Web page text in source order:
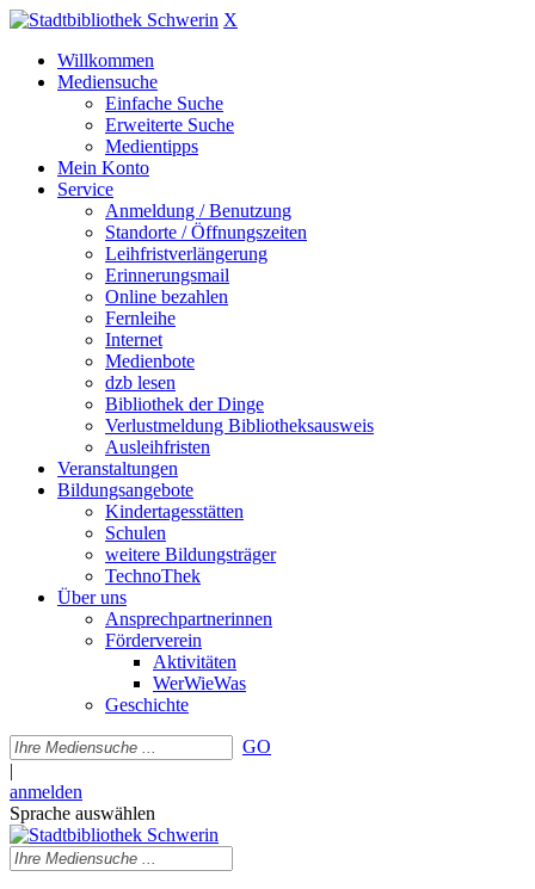
X
Willkommen
Mediensuche
Einfache Suche
Erweiterte Suche
Medientipps
Mein Konto
Service
Anmeldung / Benutzung
Standorte / Öffnungszeiten
Leihfristverlängerung
Erinnerungsmail
Online bezahlen
Fernleihe
Internet
Medienbote
dzb lesen
Bibliothek der Dinge
Verlustmeldung Bibliotheksausweis
Ausleihfristen
Veranstaltungen
Bildungsangebote
Kindertagesstätten
Schulen
weitere Bildungsträger
TechnoThek
Über uns
Ansprechpartnerinnen
Förderverein
Aktivitäten
WerWieWas
Geschichte
GO
|
anmelden
Sprache auswählen